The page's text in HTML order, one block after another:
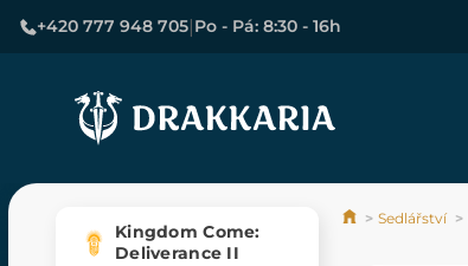
+420 777 948 705|Po - Pá: 8:30 - 16h
Kingdom Come:
Deliverance II
Sedlářství